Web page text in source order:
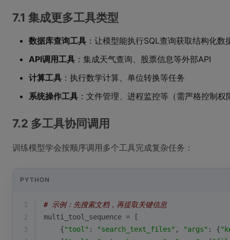
7.1 集成更多工具类型
数据库查询工具 ：让模型能执行SQL查询获取结构化数
API调用工具 ：集成天气查询、股票信息等外部API
计算工具 ：执行数学计算、单位转换等任务
系统操作工具 ：文件管理、进程监控等（需严格控制权
7.2 多工具协同调用
训练模型学会按顺序调用多个工具完成复杂任务：
PYTHON
1
# 示例：先搜索文档，再提取关键信息
2
multi_tool_sequence = [
3
    {
"tool" : "search_text_files" , "args" : {